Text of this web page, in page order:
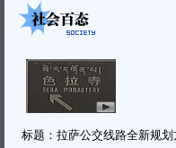
标题： 拉萨公交线路全新规划